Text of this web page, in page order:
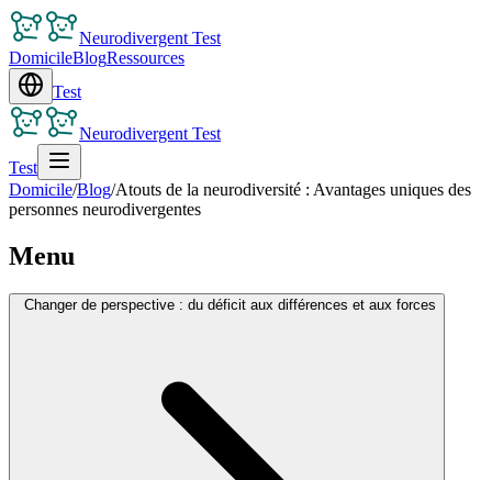
Neurodivergent Test
DomicileBlogRessources
Test
Neurodivergent Test
Test
Domicile/Blog/Atouts de la neurodiversité : Avantages uniques des
personnes neurodivergentes
Menu
Changer de perspective : du déficit aux différences et aux forces